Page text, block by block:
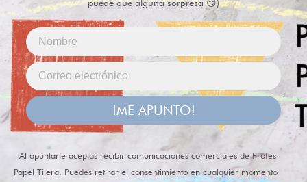
puede que alguna sorpresa 😏)
¡ME APUNTO!
Al apuntarte aceptas recibir comunicaciones comerciales de Profes
Papel Tijera. Puedes retirar el consentimiento en cualquier momento